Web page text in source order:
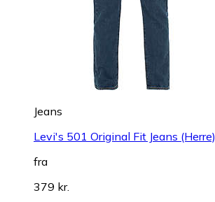
Jeans
Levi's 501 Original Fit Jeans (Herre)
fra
379 kr.